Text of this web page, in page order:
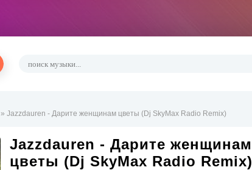
» Jazzdauren - Дарите женщинам цветы (Dj SkyMax Radio Remix)
Jazzdauren - Дарите женщинам
цветы (Dj SkyMax Radio Remix)